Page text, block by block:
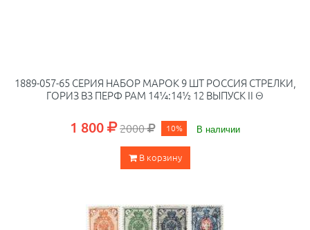
1889-057-65 СЕРИЯ НАБОР МАРОК 9 ШТ РОССИЯ СТРЕЛКИ,
ГОРИЗ ВЗ ПЕРФ РАМ 14¼:14½ 12 ВЫПУСК II Θ
1 800 2000 10% В наличии
В корзину